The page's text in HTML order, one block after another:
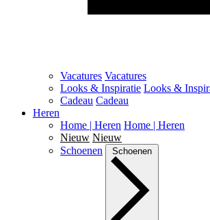
Vacatures Vacatures
Looks & Inspiratie Looks &
Cadeau Cadeau
Heren
Home | Heren Home | Heren
Nieuw Nieuw
Schoenen
Schoenen